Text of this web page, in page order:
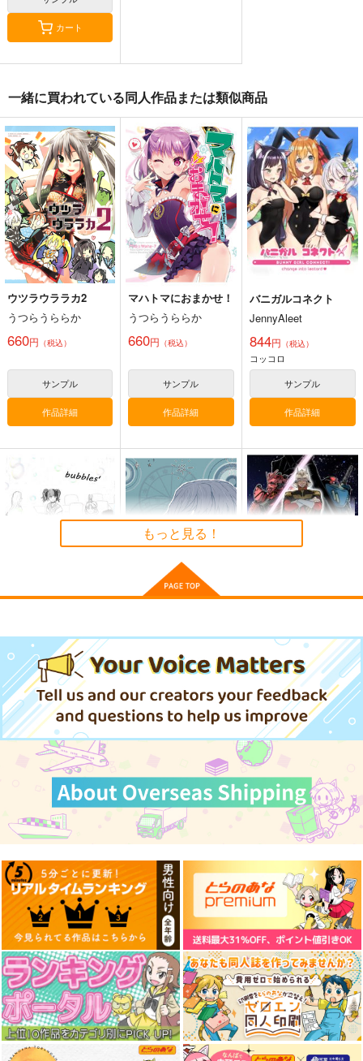
カート
一緒に買われている同人作品または類似商品
ウツラウララカ2
うつらうららか
660円 （税込）
サンプル
作品詳細
マハトマにおまかせ！
うつらうららか
660円 （税込）
サンプル
作品詳細
バニガルコネクト
JennyAleet
844円 （税込）
コッコロ
サンプル
作品詳細
牛乳石鹸
550円（税込）
サンプル
作品詳細
550円（税込）
サンプル
715円（税込）
シャア×シャリア
サンプル
BUNNY LANO GIRLS
ＮｔｙＰｅ
660円（税込）
加藤恵
サンプル
【Re26】きただりょ
うま 複製イラス
ト RE26KRH-28
ツクルノモリ
27,500円（税込）
サンプル
もっと見る！